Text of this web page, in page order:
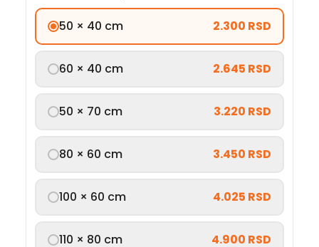
50 × 40 cm 2.300 RSD
60 × 40 cm 2.645 RSD
50 × 70 cm 3.220 RSD
80 × 60 cm 3.450 RSD
100 × 60 cm 4.025 RSD
110 × 80 cm 4.900 RSD